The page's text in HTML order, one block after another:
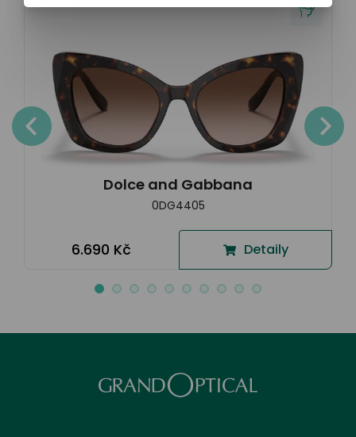
Dolce and Gabbana
0DG4405
6.690 Kč Detaily